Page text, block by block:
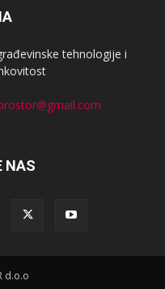
tehnologije i
NAS
d.o.o